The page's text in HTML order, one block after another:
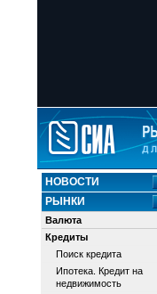
НОВОСТИ
РЫНКИ
Валюта
Кредиты
Поиск кредита
Ипотека. Кредит на
недвижимость